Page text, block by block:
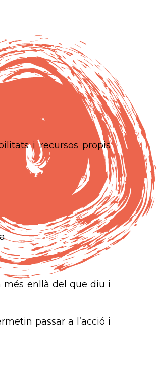
i recursos propis
més enllà del que diu i
passar a l’acció i